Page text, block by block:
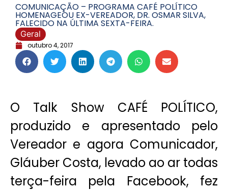
COMUNICAÇÃO – PROGRAMA CAFÉ POLÍTICO
HOMENAGEOU EX-VEREADOR, DR. OSMAR SILVA,
FALECIDO NA ÚLTIMA SEXTA-FEIRA.
Geral
outubro 4, 2017
O Talk Show CAFÉ POLÍTICO,
produzido e apresentado pelo
Vereador e agora Comunicador,
Gláuber Costa, levado ao ar todas
terça-feira pela Facebook, fez